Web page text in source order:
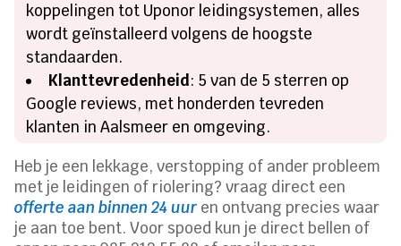
koppelingen tot Uponor leidingsystemen, alles
wordt geïnstalleerd volgens de hoogste
standaarden.
Klanttevredenheid: 5 van de 5 sterren op
Google reviews, met honderden tevreden
klanten in Aalsmeer en omgeving.
Heb je een lekkage, verstopping of ander probleem
met je leidingen of riolering? vraag direct een
offerte aan binnen 24 uur en ontvang precies waar
je aan toe bent. Voor spoed kun je direct bellen of